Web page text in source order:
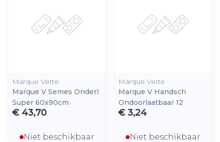
Marque Verte
Marque V Semes Onderl
Super 60x90cm
€ 43,70
Niet beschikbaar
Marque Verte
Marque V Handsch
Ondoorlaatbaar 12
€ 3,24
Niet beschikbaar